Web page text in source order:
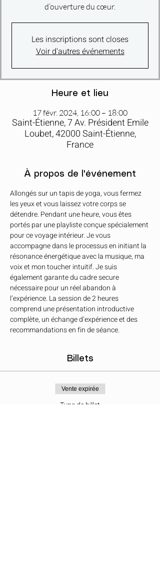
d’ouverture du cœur.
Les inscriptions sont closes
Voir d'autres événements
Heure et lieu
17 févr. 2024, 16:00 – 18:00
Saint-Étienne, 7 Av. Président Emile
Loubet, 42000 Saint-Étienne,
France
À propos de l'événement
Allongés sur un tapis de yoga, vous fermez
les yeux et vous laissez votre corps se
détendre. Pendant une heure, vous êtes
portés par une playliste conçue spécialement
pour ce voyage intérieur. Je vous
accompagne dans le processus en initiant la
résonance énergétique avec la musique, ma
voix et mon toucher intuitif. Je suis
également garante du cadre secure
nécessaire pour un réel abandon à
l’expérience. La session de 2 heures
comprend une présentation introductive
complète, un échange d’expérience et des
recommandations en fin de séance.
Billets
Vente expirée
Type de billet